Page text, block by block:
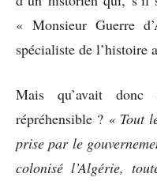
« Monsieur Guerre
spécialiste de l’histoire
Mais qu’avait
répréhensible ? « Tout
prise par le
colonisé l’Algérie,